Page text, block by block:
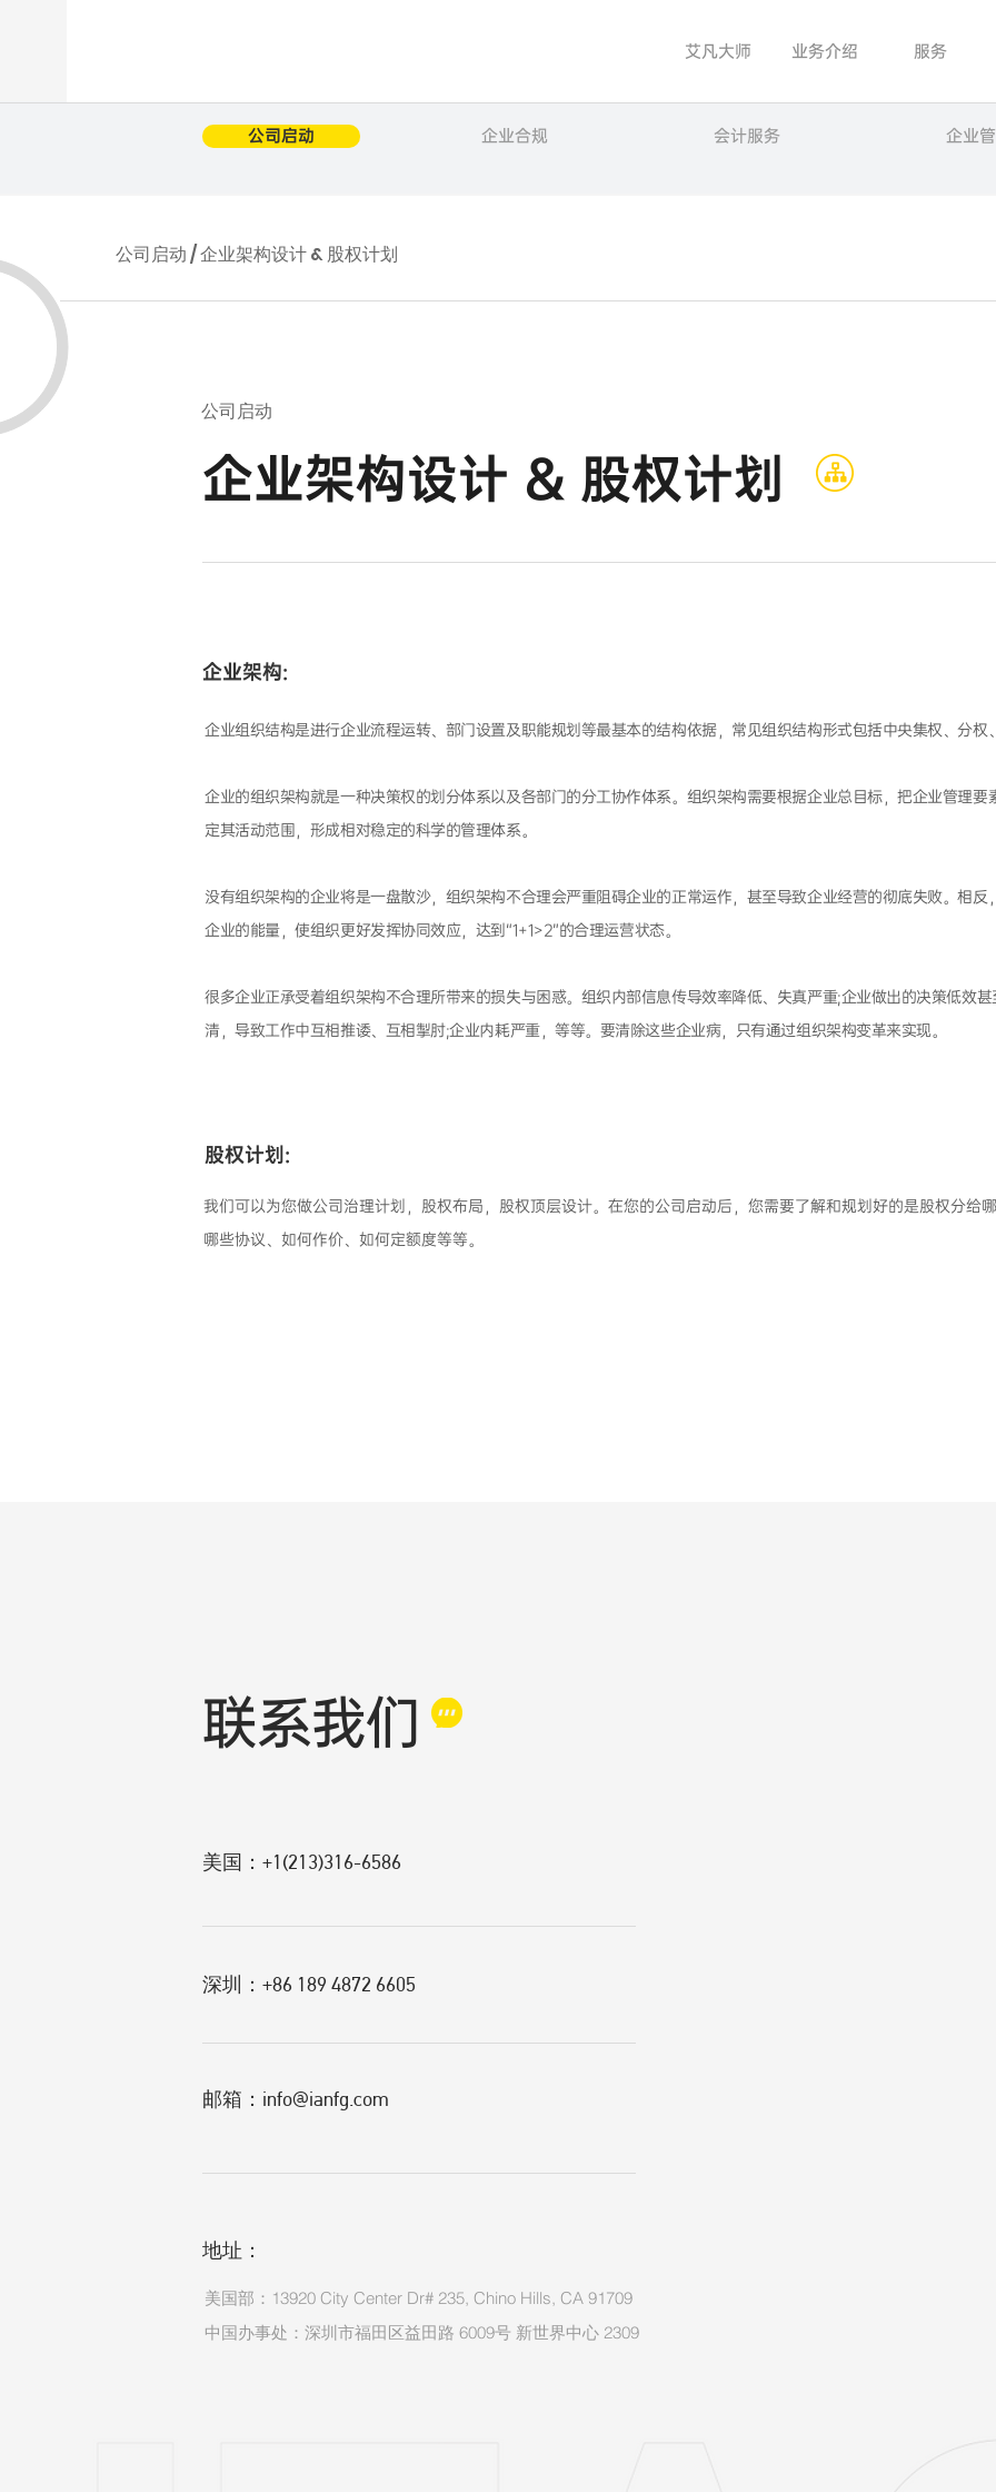
艾凡大师 业务介绍 服务
公司启动 企业合规 会计服务 企业
公司启动 / 企业架构设计 & 股权计划
公司启动
企业架构设计 & 股权计划
企业架构:
企业组织结构是进行企业流程运转、部门设置及职能规划等最基本的结构依据，常见组织结构形式包括中央集权、分权
企业的组织架构就是一种决策权的划分体系以及各部门的分工协作体系。组织架构需要根据企业总目标，把企业管理
定其活动范围，形成相对稳定的科学的管理体系。
没有组织架构的企业将是一盘散沙，组织架构不合理会严重阻碍企业的正常运作，甚至导致企业经营的彻底失败。相
企业的能量，使组织更好发挥协同效应，达到“1+1>2”的合理运营状态。
很多企业正承受着组织架构不合理所带来的损失与困惑。组织内部信息传导效率降低、失真严重;企业做出的决策低效
清，导致工作中互相推诿、互相掣肘;企业内耗严重，等等。要清除这些企业病，只有通过组织架构变革来实现。
股权计划:
我们可以为您做公司治理计划，股权布局，股权顶层设计。在您的公司启动后，您需要了解和规划好的是股权分给
哪些协议、如何作价、如何定额度等等。
联系我们
美国：+1(213)316-6586
深圳：+86 189 4872 6605
邮箱： info@ianfg.com
地址 ​：
美国部：13920 City Center Dr# 235, Chino Hills, CA 91709
中国办事处：深圳市福田区益田路 6009号 新世界中心 2309